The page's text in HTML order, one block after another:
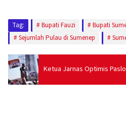
Tag: Bupati Fauzi Bupati
Sejumlah Pulau di Sumenep
Ketua Jarnas Optimis